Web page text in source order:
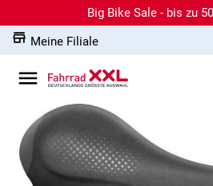
Big Bike Sale - bis zu
Meine Filiale